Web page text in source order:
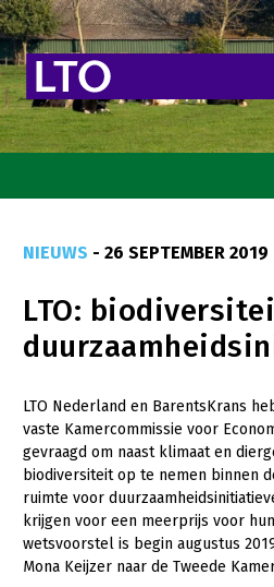
Goed eten
Mooi groen
Sterk ondernemerschap
Transitiepaden
Thema’s
Gezonde planten
Gezonde dieren
NIEUWS - 26 SEPTEMBER 2019
LTO:
LTO Nederland en BarentsKrans
vaste Kamercommissie voor
gevraagd om naast klimaat en
biodiversiteit op te nemen binnen
ruimte voor
krijgen voor een meerprijs voor
wetsvoorstel is begin augustus
Mona Keijzer naar de Tweede